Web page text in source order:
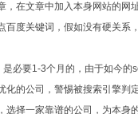
在文章中加入本身网站的网
度关键词，假如没有硬关系
必要1-3个月的，由于如今的
的公司，警惕被搜索引擎判
择一家靠谱的公司，为本身